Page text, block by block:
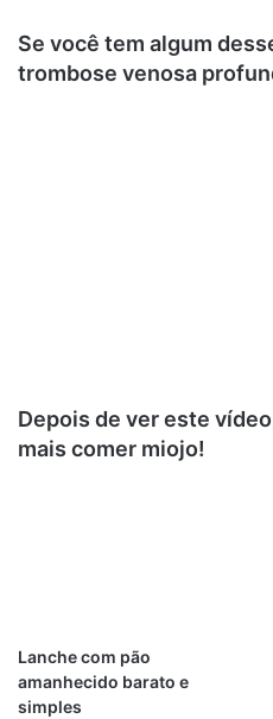
Se você tem algum
trombose venosa
Depois de ver este
mais comer miojo!
Lanche com pão
amanhecido barato e
simples